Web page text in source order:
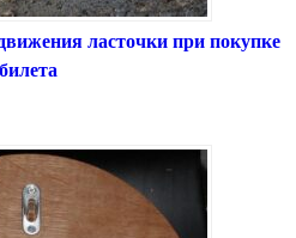
ласточки при покупке
билета